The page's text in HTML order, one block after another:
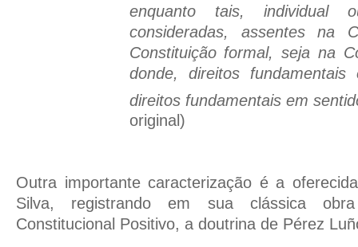
enquanto tais, individual
consideradas, assentes na
Constituição formal, seja na
donde, direitos
direitos fundamentais em
original)
Outra importante caracterização é a
Silva, registrando em sua clássica
Constitucional Positivo, a doutrina de Pérez